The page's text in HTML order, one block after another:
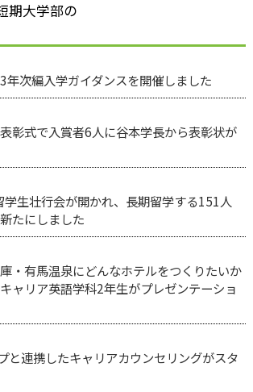
期大学部の
年次編入学ガイダンスを開催しました
彰式で入賞者6人に谷本学長から表彰状が
生壮行会が開かれ、長期留学する151人
たにしました
・有馬温泉にどんなホテルをつくりたいか
ャリア英語学科2年生がプレゼンテーショ
と連携したキャリアカウンセリングがスタ